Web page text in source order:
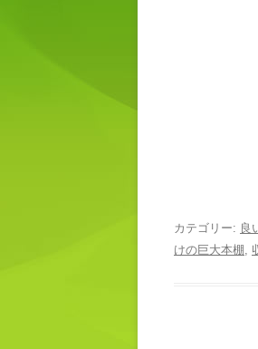
カテゴリー: 良
けの巨大本棚 ,